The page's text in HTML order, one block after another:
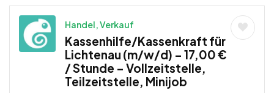
Handel, Verkauf
Kassenhilfe/Kassenkraft für
Lichtenau (m/w/d) – 17,00 €
/ Stunde – Vollzeitstelle,
Teilzeitstelle, Minijob